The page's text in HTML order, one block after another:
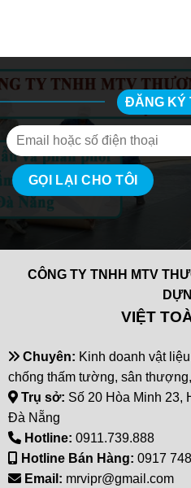
ĐĂNG KÝ
CÔNG TY TNHH MTV
VIỆT
Chuyên: Kinh doanh vật
chống thấm tường, sân
Trụ sở: Số 20 Hòa Minh 23,
Đà Nẵng
Hotline: 0911.739.888
Hotline Bán Hàng: 0917
Email: mrvipr@gmail.com